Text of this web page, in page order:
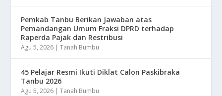
Pemkab Tanbu Berikan Jawaban atas
Pemandangan Umum Fraksi DPRD terhadap
Raperda Pajak dan Restribusi
Agu 5, 2026 |Tanah Bumbu
45 Pelajar Resmi Ikuti Diklat Calon Paskibraka
Tanbu 2026
Agu 5, 2026 |Tanah Bumbu